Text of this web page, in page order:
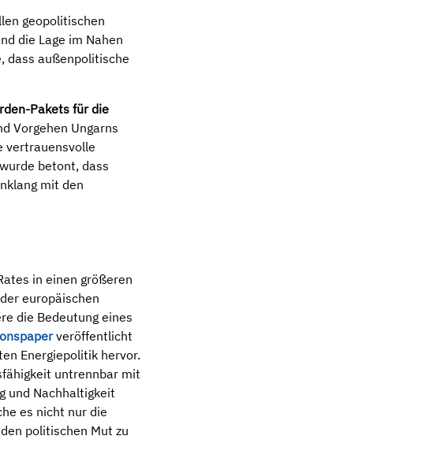
geopolitischen
die Lage im Nahen
dass außenpolitische
-Pakets für die
Vorgehen Ungarns
vertrauensvolle
betont, dass
mit den
in einen größeren
europäischen
die Bedeutung eines
veröffentlicht
Energiepolitik hervor.
untrennbar mit
und Nachhaltigkeit
es nicht nur die
politischen Mut zu